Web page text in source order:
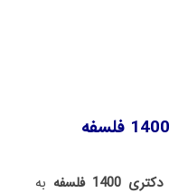
فلسفه
به